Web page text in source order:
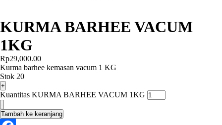
KURMA BARHEE VACUM
1KG
Rp29,000.00
Kurma barhee kemasan vacum 1 KG
Stok 20
+
Kuantitas KURMA BARHEE VACUM 1KG
-
Tambah ke keranjang